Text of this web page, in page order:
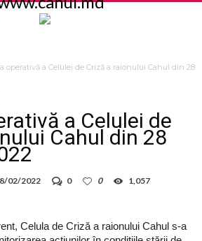
operativă a Celulei de Criză a raionului Cahul din 28
a Celulei de
Cahul din 28
02/2022 0 0 1,057
Celula de Criză a raionului Cahul s-a